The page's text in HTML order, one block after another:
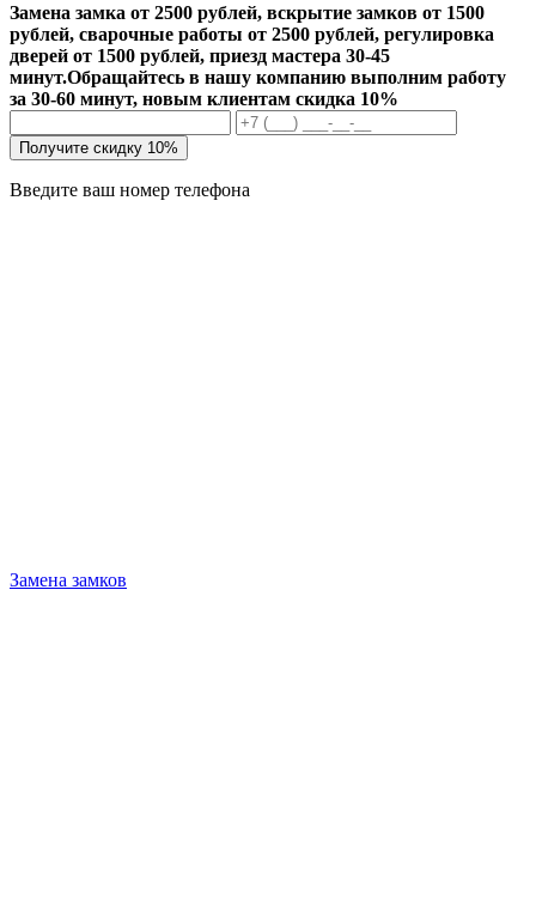
Замена замка от 2500 рублей, вскрытие замков от 1500
рублей, сварочные работы от 2500 рублей, регулировка
дверей от 1500 рублей, приезд мастера 30-45
минут.Обращайтесь в нашу компанию выполним работу
за 30-60 минут, новым клиентам скидка 10%
Получите скидку 10%
Введите ваш номер телефона
Замена замков